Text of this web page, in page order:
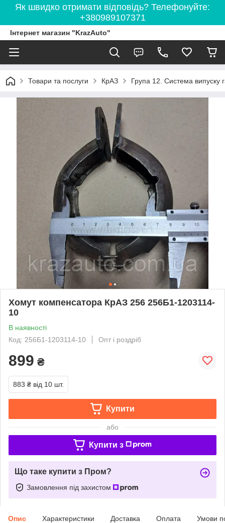
Як швидко отримати відповідь? Телефонуйте:
+380989107371
Інтернет магазин "KrazAuto"
Товари та послуги КрАЗ Група 12. Система випуску
Хомут компенсатора КрАЗ 256 256Б1-1203114-
10
В наявності
Код: 256Б1-1203114-10
Опт і роздріб
899 ₴
883 ₴ від 10 шт.
Купити
або
Купити з
Що таке купити з Пром?
Замовлення під захистом
Опис Характеристики Доставка Оплата Умови